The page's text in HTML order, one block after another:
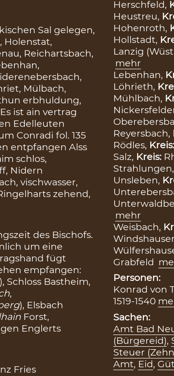
Sal gelegen,
Holenstat,
Reichartsbach,
Mülbach,
erbhuldung,
ist ain vertrag
Edelleuten
Conradi fol. 135
entpfangen Alss
schlos,
Nidern
vischwasser,
zehend,
des Bischofs.
um eine
fügt
empfangen:
), Schloss Bastheim,
,
), Elsbach
Forst,
Englerts
Fries
Herschfeld,
Heustreu,
Hohenroth,
Hollstadt,
Lanzig
mehr
Lebenhan,
Löhrieth,
Mühlbach,
Reyersbach,
Rödles, Kreis:
Salz, Kreis:
Strahlungen,
Unsleben,
mehr
Weisbach,
Grabfeld
Personen:
Konrad von
1519-1540
Sachen:
Amt Bad
(Bürgereid),
Steuer
Amt, Eid,